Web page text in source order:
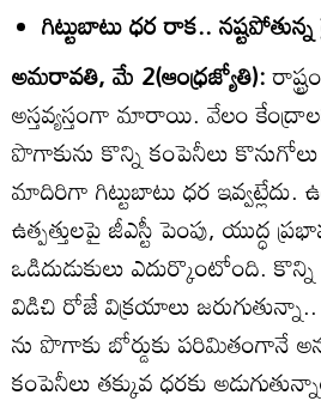
గిట్టుబాటు ధర రాక.. నష్టపోతున్న
అమరావతి, మే 2(ఆంధ్రజ్యోతి):
అస్తవ్యస్తంగా మారాయి. వేలం
పొగాకును కొన్ని కంపెనీలు
మాదిరిగా గిట్టుబాటు ధర ఇవ్వట్లేదు.
ఉత్పత్తులపై జీఎస్టీ పెంపు, యుద్ధ
ఒడిదుడుకులు ఎదుర్కొంటోంది.
విడిచి రోజే విక్రయాలు జరుగుతున్నా..
ను పొగాకు బోర్డుకు పరిమితంగానే
కంపెనీలు తక్కువ ధరకు